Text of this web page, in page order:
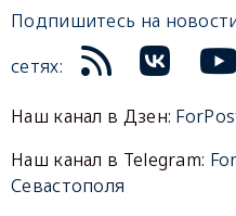
Подпишитесь на
сетях:
Наш канал в Дзен:
Наш канал в Telegram:
Севастополя